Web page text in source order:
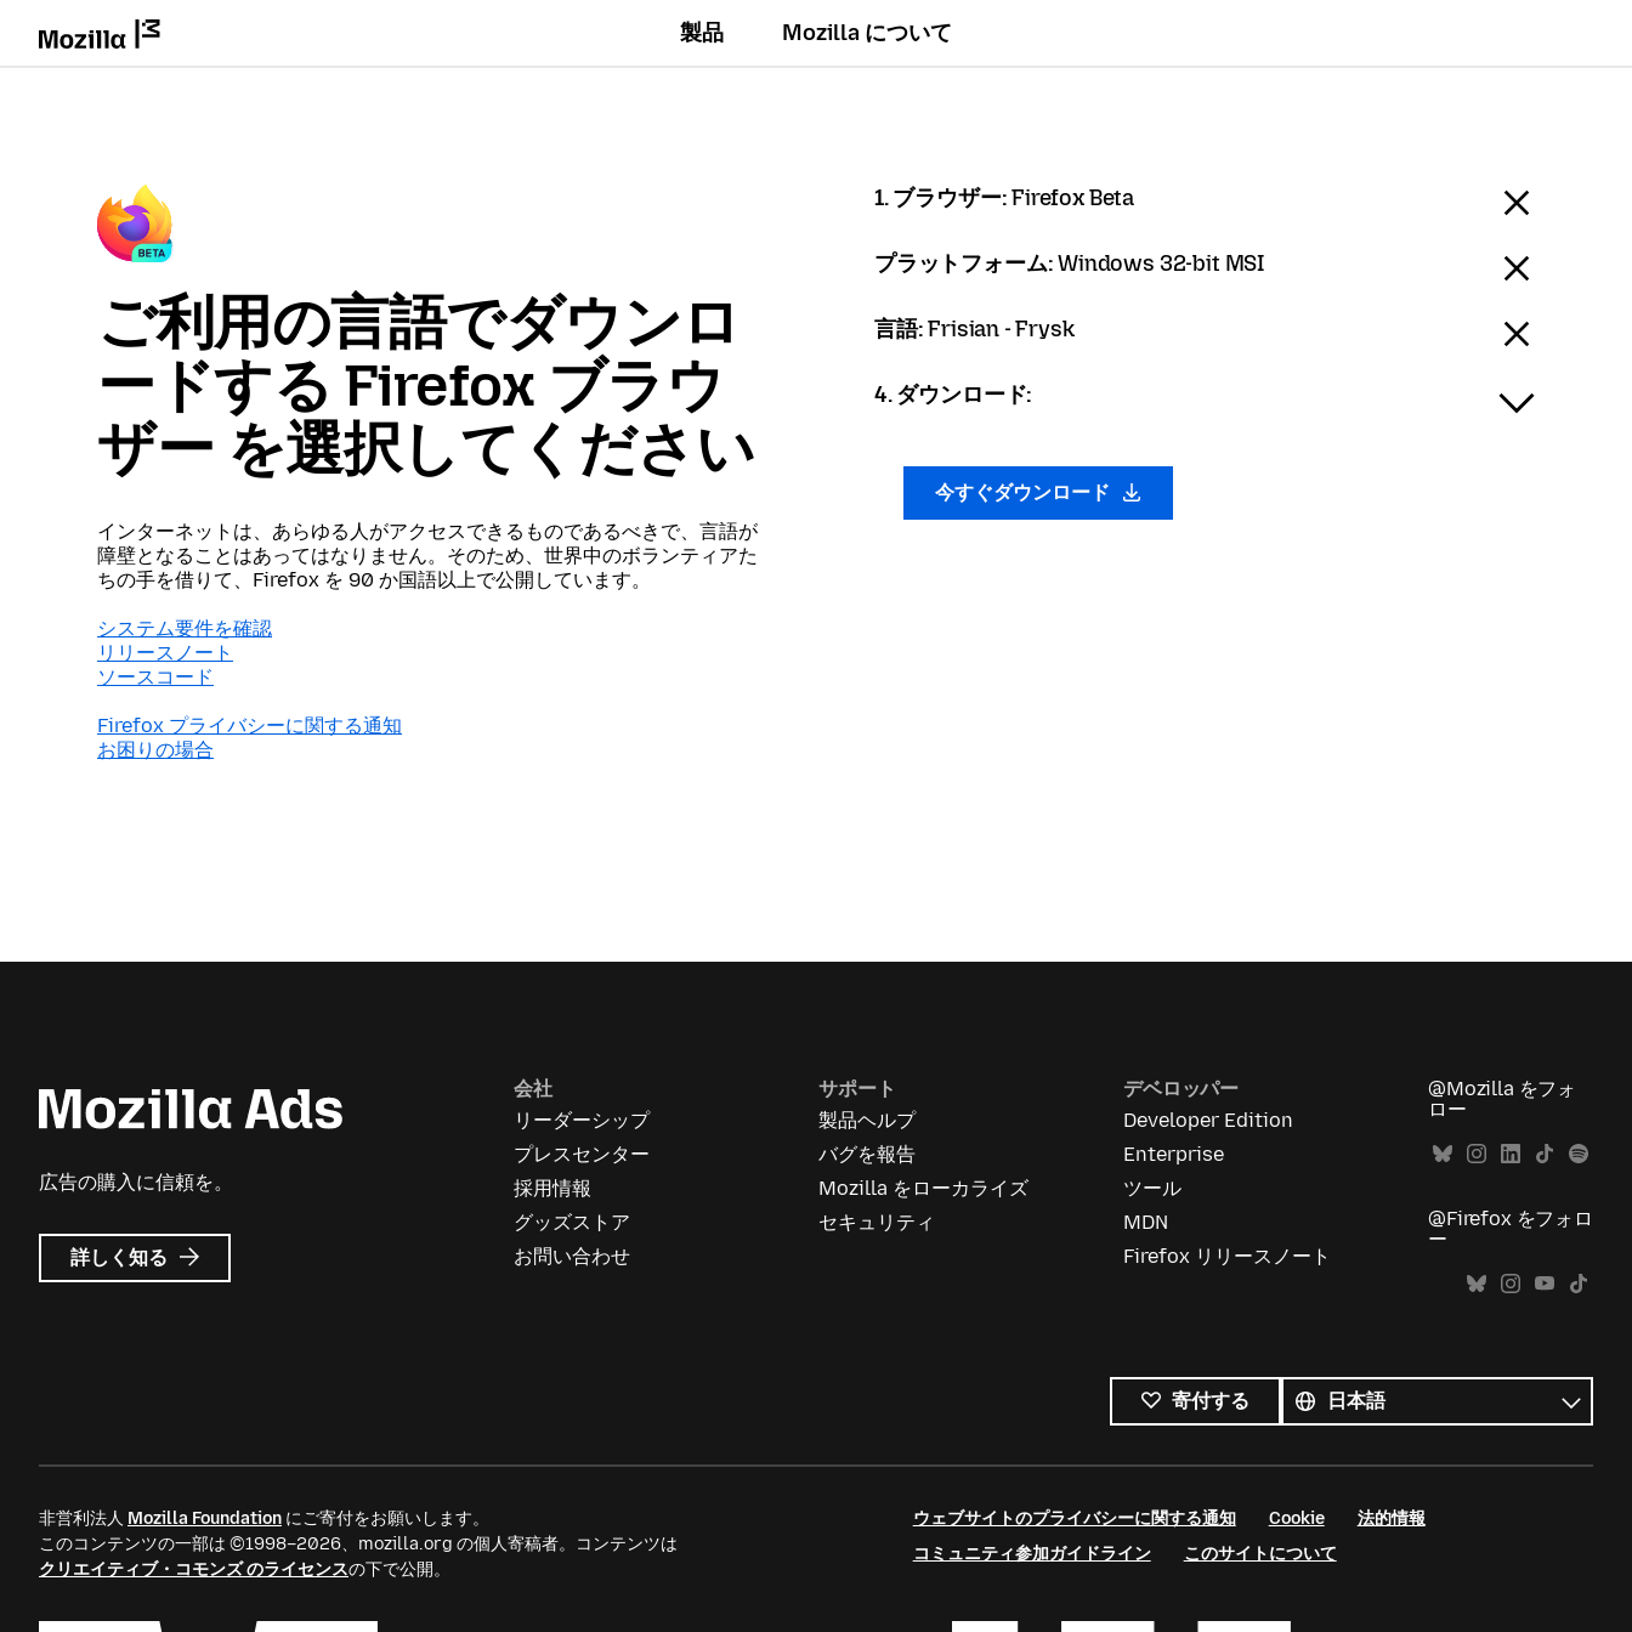
製品 Mozilla について
ご利用の言語でダウンロ
ードする Firefox ブラウ
ザー を選択してください
インターネットは、あらゆる人がアクセスできるものであるべきで、言語が
障壁となることはあってはなりません。そのため、世界中のボランティアた
ちの手を借りて、Firefox を 90 か国語以上で公開しています。
システム要件を確認
リリースノート
ソースコード
Firefox プライバシーに関する通知
お困りの場合
1. ブラウザー:Firefox Beta
プラットフォーム:Windows 32-bit MSI
言語:Frisian - Frysk
4. ダウンロード:
今すぐダウンロード
広告の購入に信頼を。
Mozilla
広
詳しく知る
会社
リーダーシップ
プレスセンター
採用情報
グッズストア
お問い合わせ
サポート
製品ヘルプ
バグを報告
Mozilla をローカライズ
セキュリティ
デベロッパー
Developer Edition
Enterprise
ツール
MDN
Firefox リリースノート
@Mozilla をフォ
ロー
@Firefox をフォロ
ー
寄付する
べ
て
の
言
語
非営利法人 Mozilla Foundation にご寄付をお願いします。
このコンテンツの一部は ©1998–2026、mozilla.org の個人寄稿者。コンテンツは
クリエイティブ・コモンズ のライセンスの下で公開。
ウェブサイトのプライバシーに関する通知 Cookie
法的情報
コミュニティ参加ガイドライン
このサイトについて